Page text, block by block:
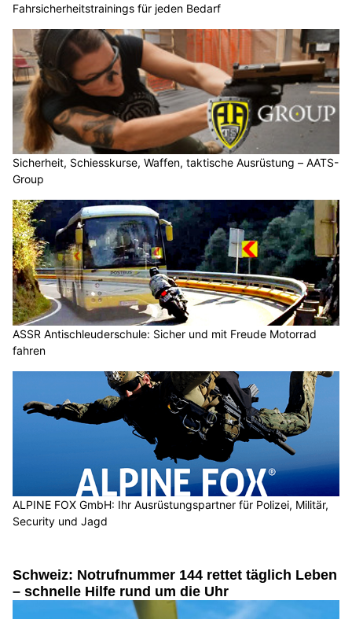
Fahrsicherheitstrainings für jeden Bedarf
Sicherheit, Schiesskurse, Waffen, taktische Ausrüstung – AATS-
Group
ASSR Antischleuderschule: Sicher und mit Freude Motorrad
fahren
ALPINE FOX GmbH: Ihr Ausrüstungspartner für Polizei, Militär,
Security und Jagd
Schweiz: Notrufnummer 144 rettet täglich Leben
– schnelle Hilfe rund um die Uhr